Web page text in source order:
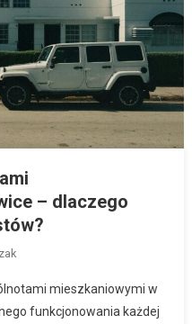
– dlaczego
mieszkaniowymi w
funkcjonowania każdej